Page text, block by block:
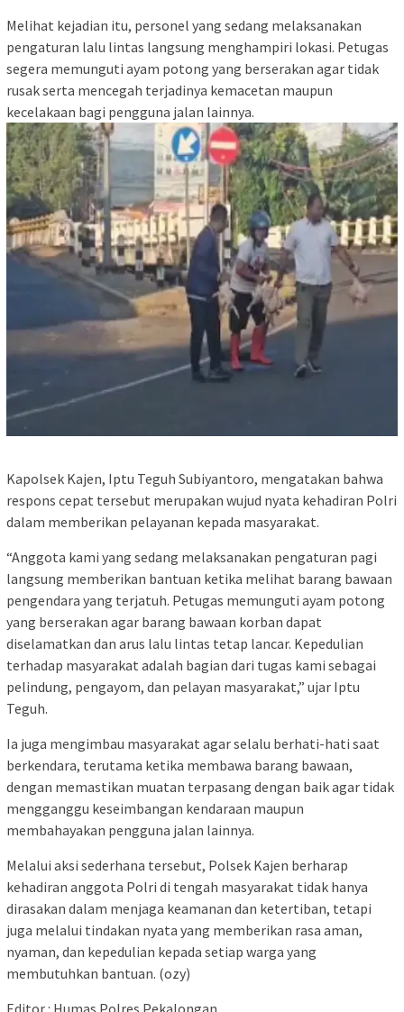
Melihat kejadian itu, personel yang sedang melaksanakan
pengaturan lalu lintas langsung menghampiri lokasi. Petugas
segera memunguti ayam potong yang berserakan agar tidak
rusak serta mencegah terjadinya kemacetan maupun
kecelakaan bagi pengguna jalan lainnya.
Kapolsek Kajen, Iptu Teguh Subiyantoro, mengatakan bahwa
respons cepat tersebut merupakan wujud nyata kehadiran Polri
dalam memberikan pelayanan kepada masyarakat.
“Anggota kami yang sedang melaksanakan pengaturan pagi
langsung memberikan bantuan ketika melihat barang bawaan
pengendara yang terjatuh. Petugas memunguti ayam potong
yang berserakan agar barang bawaan korban dapat
diselamatkan dan arus lalu lintas tetap lancar. Kepedulian
terhadap masyarakat adalah bagian dari tugas kami sebagai
pelindung, pengayom, dan pelayan masyarakat,” ujar Iptu
Teguh.
Ia juga mengimbau masyarakat agar selalu berhati-hati saat
berkendara, terutama ketika membawa barang bawaan,
dengan memastikan muatan terpasang dengan baik agar tidak
mengganggu keseimbangan kendaraan maupun
membahayakan pengguna jalan lainnya.
Melalui aksi sederhana tersebut, Polsek Kajen berharap
kehadiran anggota Polri di tengah masyarakat tidak hanya
dirasakan dalam menjaga keamanan dan ketertiban, tetapi
juga melalui tindakan nyata yang memberikan rasa aman,
nyaman, dan kepedulian kepada setiap warga yang
membutuhkan bantuan. (ozy)
Editor : Humas Polres Pekalongan